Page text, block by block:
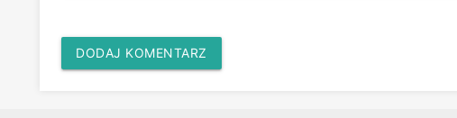
DODAJ KOMENTARZ